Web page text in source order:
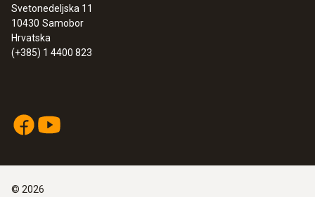
Svetonedeljska 11
10430 Samobor
Hrvatska
(+385) 1 4400 823
© 2026